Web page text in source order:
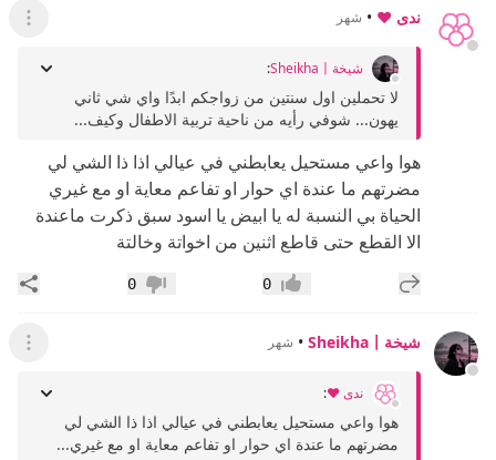
ندى ❤️ • شهر عرض
شيخةSheikha〡 :
لا تحملين اول سنتين من زواجكم ابدًا واي شي ثاني
يهون... شوفي رأيه من ناحية تربية الاطفال وكيف...
هوا واعي مستحيل يعابطني في عيالي اذا ذا الشي لي
مضرتهم ما عندة اي حوار او تفاعم معاية او مع غيري
الحياة بي النسبة له يا ابيض يا اسود سبق ذكرت ماعندة
الا القطع حتى قاطع اثنين من اخواتة وخالتة
إضافة رد جديد إعجاب0 عدم إعجاب
0
شيخةSheikha〡 • شهر عرض
ندى ❤️:
هوا واعي مستحيل يعابطني في عيالي اذا ذا الشي لي
مضرتهم ما عندة اي حوار او تفاعم معاية او مع غيري...